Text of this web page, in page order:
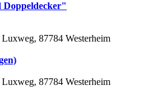
87784 Westerheim
87784 Westerheim